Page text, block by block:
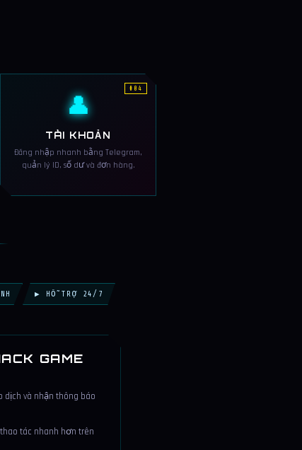
#04
👤
TÀI KHOẢN
Đăng nhập nhanh bằng Telegram,
quản lý ID, số dư và đơn hàng.
▶ HỖ TRỢ 24/7
GAME
dịch và nhận thông báo
tác nhanh hơn trên